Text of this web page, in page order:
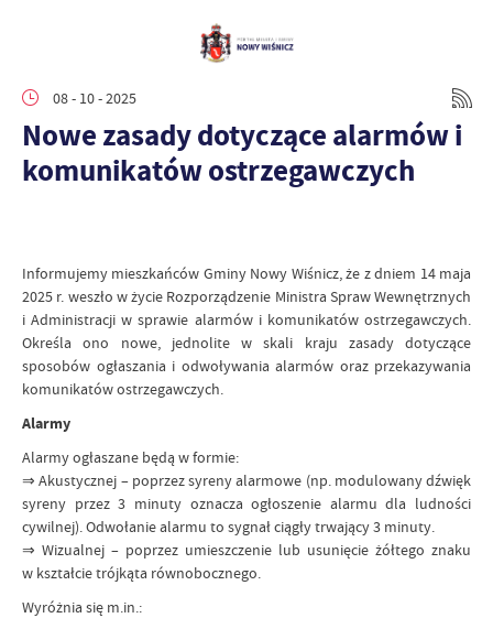
08 - 10 - 2025
Nowe zasady dotyczące alarmów i
komunikatów ostrzegawczych
Informujemy mieszkańców Gminy Nowy Wiśnicz, że z dniem 14 maja
2025 r. weszło w życie Rozporządzenie Ministra Spraw Wewnętrznych
i Administracji w sprawie alarmów i komunikatów ostrzegawczych.
Określa ono nowe, jednolite w skali kraju zasady dotyczące
sposobów ogłaszania i odwoływania alarmów oraz przekazywania
komunikatów ostrzegawczych.
Alarmy
Alarmy ogłaszane będą w formie:
⇒ Akustycznej – poprzez syreny alarmowe (np. modulowany dźwięk
syreny przez 3 minuty oznacza ogłoszenie alarmu dla ludności
cywilnej). Odwołanie alarmu to sygnał ciągły trwający 3 minuty.
⇒ Wizualnej – poprzez umieszczenie lub usunięcie żółtego znaku
w kształcie trójkąta równobocznego.
Wyróżnia się m.in.: